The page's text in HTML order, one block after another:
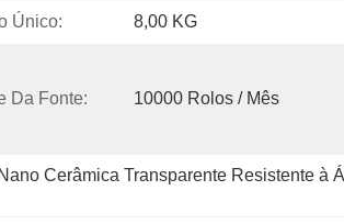
Único: 8,00 KG
Da Fonte: 10000 Rolos / Mês
Cerâmica Transparente Resistente à